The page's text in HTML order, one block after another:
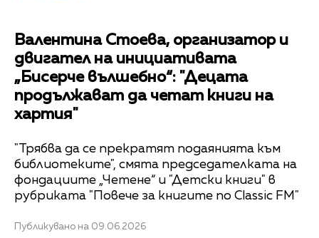
Валентина Стоева, организатор и
двигател на инициативата
„Бисерче вълшебно“: "Децата
продължават да четат книги на
хартия"
"Трябва да се прекратят подаянията към
библиотеките", смята председателката на
фондациите „Четене“ и "Детски книги" в
рубриката "Повече за книгите по Classic FM"
Публикувано на 09.06.2026